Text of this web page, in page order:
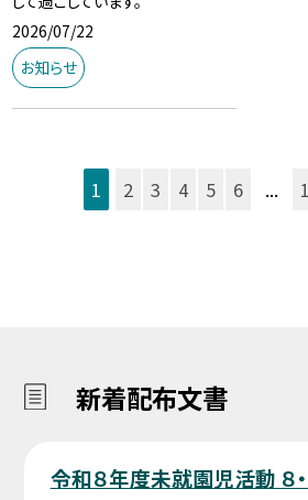
2026/07/22
お知らせ
1 2 3 4 5 6 ...
新着配布文書
令和８年度未就園児活動 ８・